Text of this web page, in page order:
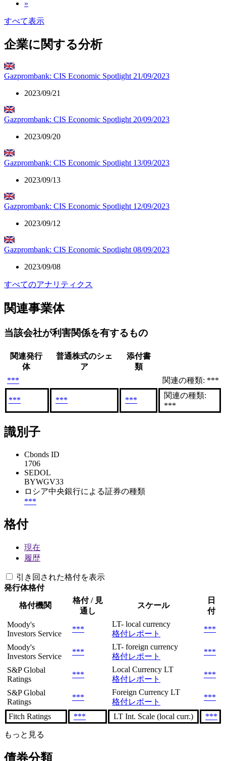
»
すべて表示
企業に関する分析
Gazprombank: CIS Economic Spotlight 21/09/2023
2023/09/21
Gazprombank: CIS Economic Spotlight 20/09/2023
2023/09/20
Gazprombank: CIS Economic Spotlight 13/09/2023
2023/09/13
Gazprombank: CIS Economic Spotlight 12/09/2023
2023/09/12
Gazprombank: CIS Economic Spotlight 08/09/2023
2023/09/08
すべてのアナリティクス
関連事業体
当該会社が利害関係を有するもの
関連発行
体
普通株式のシェ
ア
添付書
類
***
関連の種類: ***
*** *** ***
関連の種類:
***
識別子
Cbonds ID
1706
SEDOL
BYWGV33
ロシア中央銀行による証券の種類
***
格付
現在
履歴
引き回された格付を表示
発行体格付
格付機関
格付 / 見
通し
スケール
日
付
Moody's
Investors Service
***
LT- local currency
格付レポート
***
Moody's
Investors Service
***
LT- foreign currency
格付レポート
***
S&P Global
Ratings
***
Local Currency LT
格付レポート
***
S&P Global
Ratings
***
Foreign Currency LT
格付レポート
***
Fitch Ratings *** LT Int. Scale (local curr.) ***
もっと見る
債券分類